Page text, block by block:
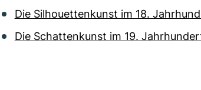
Die Silhouettenkunst im 18.
Die Schattenkunst im 19.